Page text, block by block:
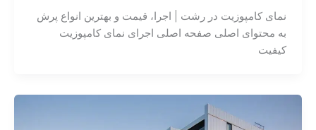
نمای کامپوزیت در رشت | اجرا، قیمت و بهترین انواع پرش
به محتوای اصلی صفحه اصلی اجرای نمای کامپوزیت
کیفیت